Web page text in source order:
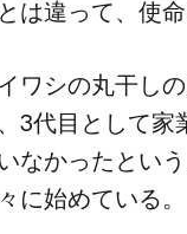
は​違って、​使
ワシの​丸干し
​3代目として​
なかったと​い
に​始めている。